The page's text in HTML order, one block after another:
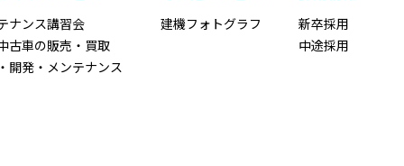
ナンス講習会
古車の販売・買取
開発・メンテナンス
建機フォトグラフ
新卒採用
中途採用